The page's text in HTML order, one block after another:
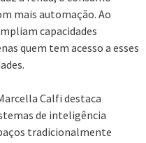
mais automação. Ao
capacidades
quem tem acesso a esses
Calfi destaca
de inteligência
tradicionalmente